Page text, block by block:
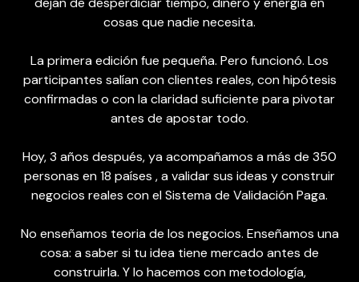
cosas que nadie necesita.
La primera edición fue pequeña. Pero funcionó. Los
participantes salían con clientes reales, con hipótesis
confirmadas o con la claridad suficiente para pivotar
antes de apostar todo.
Hoy, 3 años después, ya acompañamos a más de 350
personas en 18 países , a validar sus ideas y construir
negocios reales con el Sistema de Validación Paga.
No enseñamos teoria de los negocios. Enseñamos una
cosa: a saber si tu idea tiene mercado antes de
construirla. Y lo hacemos con metodología,